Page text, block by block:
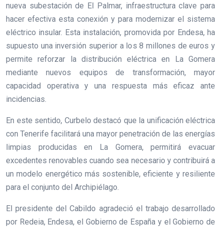
nueva subestación de El Palmar, infraestructura clave para
hacer efectiva esta conexión y para modernizar el sistema
eléctrico insular. Esta instalación, promovida por Endesa, ha
supuesto una inversión superior a los 8 millones de euros y
permite reforzar la distribución eléctrica en La Gomera
mediante nuevos equipos de transformación, mayor
capacidad operativa y una respuesta más eficaz ante
incidencias.
En este sentido, Curbelo destacó que la unificación eléctrica
con Tenerife facilitará una mayor penetración de las energías
limpias producidas en La Gomera, permitirá evacuar
excedentes renovables cuando sea necesario y contribuirá a
un modelo energético más sostenible, eficiente y resiliente
para el conjunto del Archipiélago.
El presidente del Cabildo agradeció el trabajo desarrollado
por Redeia, Endesa, el Gobierno de España y el Gobierno de